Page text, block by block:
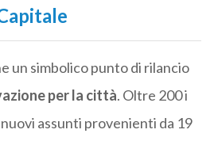
un simbolico punto di rilancio
per la città. Oltre 200 i
assunti provenienti da 19